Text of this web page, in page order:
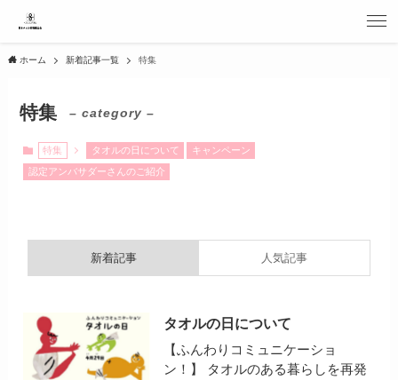
ホーム 新着記事一覧 特集
特集 – category –
特集 タオルの日について キャンペーン
認定アンバサダーさんのご紹介
新着記事 人気記事
タオルの日について
【ふんわりコミュニケーショ
ン！】 タオルのある暮らしを再発